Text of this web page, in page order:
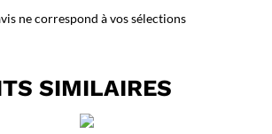
ne correspond à vos sélections
SIMILAIRES